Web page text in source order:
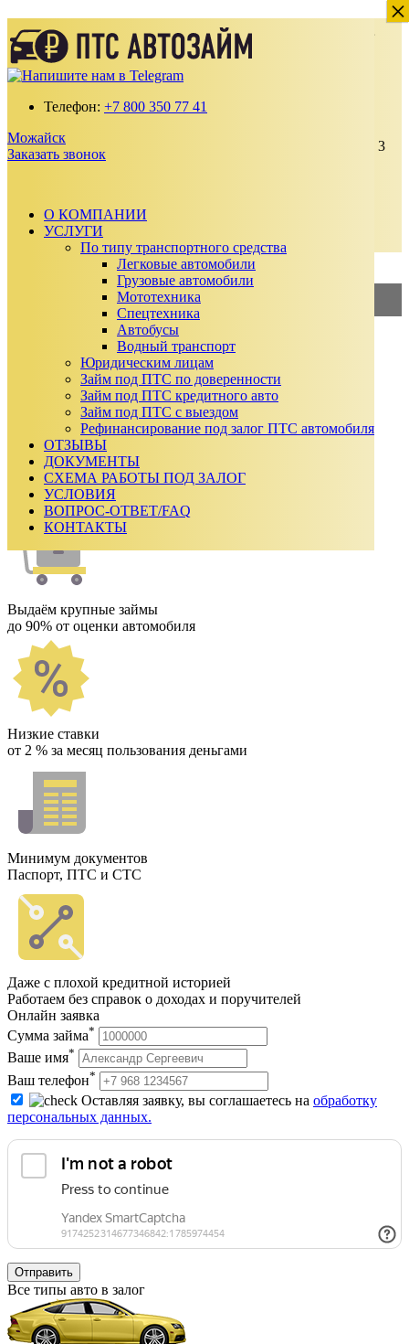
Телефон: +7 800 350 77 41
Можайск
Заказать звонок
О КОМПАНИИ
УСЛУГИ
По типу транспортного средства
Легковые автомобили
Грузовые автомобили
Мототехника
Спецтехника
Автобусы
Водный транспорт
Юридическим лицам
Займ под ПТС по доверенности
Займ под ПТС кредитного авто
Займ под ПТС с выездом
Рефинансирование под залог ПТС автомобиля
ОТЗЫВЫ
ДОКУМЕНТЫ
СХЕМА РАБОТЫ ПОД ЗАЛОГ
УСЛОВИЯ
ВОПРОС-ОТВЕТ/FAQ
КОНТАКТЫ
Деньги под залог ПТС Автомобиля в
Можайске
100% одобрение даже с плохой кредитной
Выдаем от 30 000 до 15 000 000 ₽ на срок до 3
лет
Автомобиль остается у вас
Заказать звонок
Калькулятор займа
Займ под ПТС
Займ под АВТО
Сумма займа
Срок займа
Ежемесячный платеж:
Сумма к возврату:0₽
Получить одобрение
Как мы работаем
Выдаём крупные займы
до 90% от оценки автомобиля
Низкие ставки
от 2 % за месяц пользования деньгами
Минимум документов
Паспорт, ПТС и СТС
Даже с плохой кредитной историей
Работаем без справок о доходах и поручителей
Онлайн заявка
Сумма займа*
Ваше имя*
Ваш телефон*
Оставляя заявку, вы соглашаетесь на обработку
персональных данных.
Отправить
Все типы авто в залог
×
×